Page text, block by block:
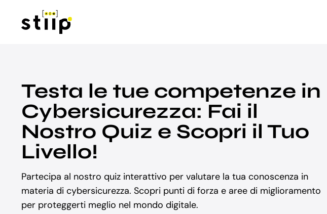
Testa le tue competenze in
Cybersicurezza: Fai il
Nostro Quiz e Scopri il Tuo
Livello!
Partecipa al nostro quiz interattivo per valutare la tua conoscenza in
materia di cybersicurezza. Scopri punti di forza e aree di miglioramento
per proteggerti meglio nel mondo digitale.